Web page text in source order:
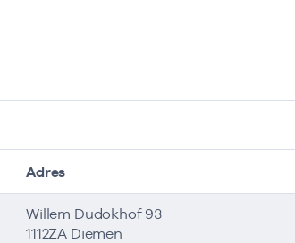
Adres
Willem Dudokhof 93
1112ZA Diemen